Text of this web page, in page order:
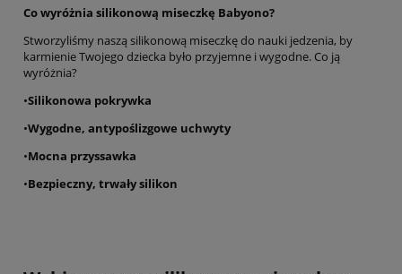
Co wyróżnia silikonową miseczkę Babyono?
Stworzyliśmy naszą silikonową miseczkę do nauki jedzenia, by
karmienie Twojego dziecka było przyjemne i wygodne. Co ją
wyróżnia?
•Silikonowa pokrywka
•Wygodne, antypoślizgowe uchwyty
•Mocna przyssawka
•Bezpieczny, trwały silikon